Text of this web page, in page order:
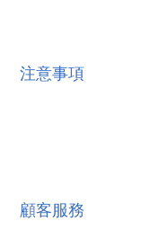
注意事項
顧客服務